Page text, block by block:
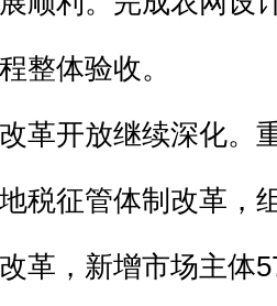
整体验收。
开放继续深化。
税征管体制改革，
革，新增市场主体